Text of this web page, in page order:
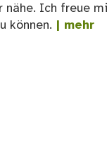
Ich freue
können. | mehr